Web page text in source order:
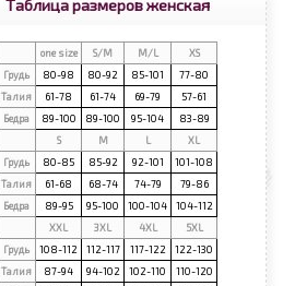
Таблица размеров женская
one size S/M M/L
XS
Грудь
80-98 80-92 85-101
77-80
Талия
61-78 61-74 69-79
57-61
Бедра
89-100 89-100 95-104
83-89
S
М L
XL
Грудь
80-85 85-92 92-101
101-108
Талия
61-68 68-74 74-79
79-86
Бедра
89-95 95-100 100-104
104-112
XXL
3XL 4XL
5XL
Грудь
108-112 112-117 117-122
122-130
Талия
87-94 94-102 102-110
110-120